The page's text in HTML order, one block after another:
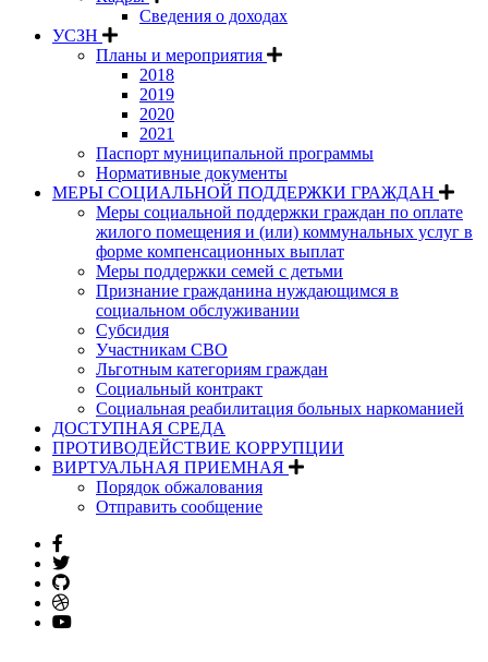
Сведения о доходах
УСЗН
Планы и мероприятия
2018
2019
2020
2021
Паспорт муниципальной программы
Нормативные документы
МЕРЫ СОЦИАЛЬНОЙ ПОДДЕРЖКИ ГРАЖДАН
Меры социальной поддержки граждан по оплате
жилого помещения и (или) коммунальных услуг в
форме компенсационных выплат
Меры поддержки семей с детьми
Признание гражданина нуждающимся в
социальном обслуживании
Субсидия
Участникам СВО
Льготным категориям граждан
Социальный контракт
Социальная реабилитация больных наркоманией
ДОСТУПНАЯ СРЕДА
ПРОТИВОДЕЙСТВИЕ КОРРУПЦИИ
ВИРТУАЛЬНАЯ ПРИЕМНАЯ
Порядок обжалования
Отправить сообщение